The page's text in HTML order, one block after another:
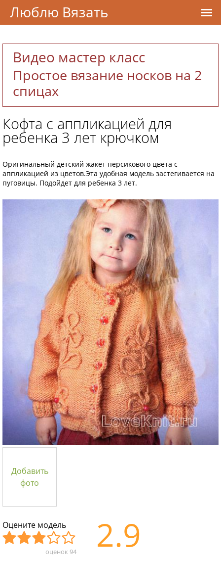
Видео мастер класс
Простое вязание носков на 2
спицах
Кофта с аппликацией для
ребенка 3 лет крючком
Оригинальный детский жакет персикового цвета с
аппликацией из цветов.Эта удобная модель застегивается на
пуговицы. Подойдет для ребенка 3 лет.
Добавить
фото
Оцените модель
ХорОтл
оценок 94 2.9
Люблю Вязать